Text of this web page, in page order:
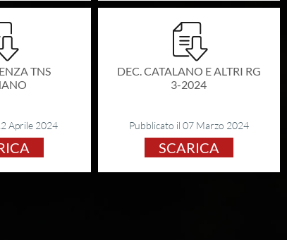
TNS
Aprile 2024
DEC. CATALANO E ALTRI RG
3-2024
Pubblicato il 07 Marzo 2024
SCARICA